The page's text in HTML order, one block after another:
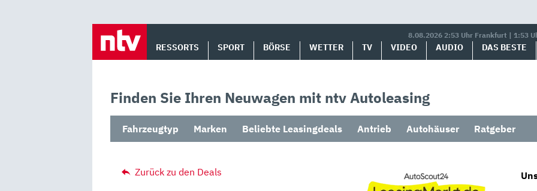
8.08.2026 2:53 Uhr Frankfurt | 1:53
RESSORTS SPORT BÖRSE WETTER TV VIDEO AUDIO DAS BESTE
Finden Sie Ihren Neuwagen mit ntv Autoleasing
Fahrzeugtyp Marken Beliebte Leasingdeals Antrieb Autohäuser Ratgeber
Zurück zu den Deals